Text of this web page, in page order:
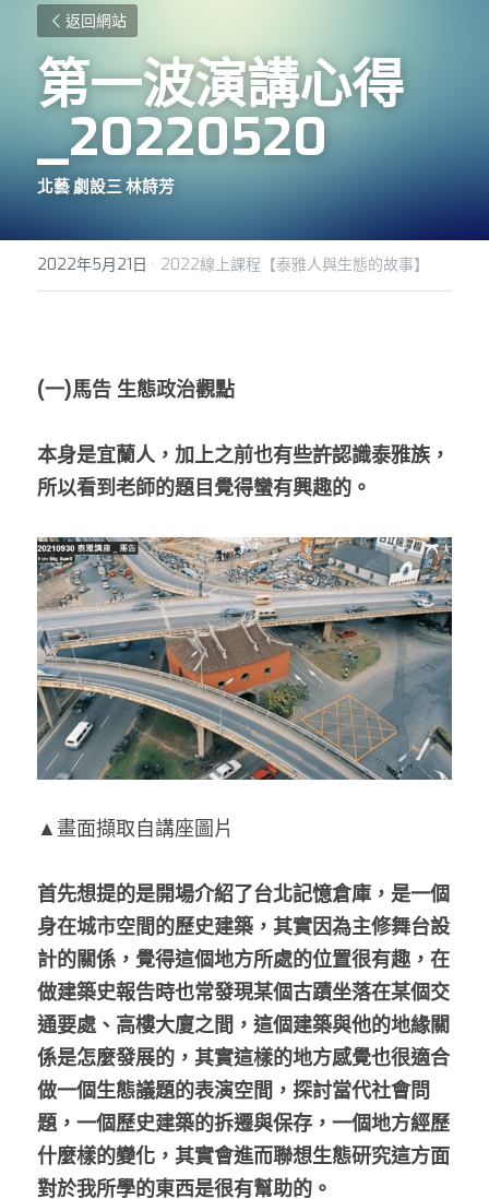
返回網站
第一波演講心得
_20220520
北藝 劇設三 林詩芳
2022年5月21日 · 2022線上課程【泰雅人與生態的故事】
(一)馬告 生態政治觀點
本身是宜蘭人，加上之前也有些許認識泰雅族，
所以看到老師的題目覺得蠻有興趣的。
▲畫面擷取自講座圖片
首先想提的是開場介紹了台北記憶倉庫，是一個
身在城市空間的歷史建築，其實因為主修舞台設
計的關係，覺得這個地方所處的位置很有趣，在
做建築史報告時也常發現某個古蹟坐落在某個交
通要處、高樓大廈之間，這個建築與他的地緣關
係是怎麼發展的，其實這樣的地方感覺也很適合
做一個生態議題的表演空間，探討當代社會問
題，一個歷史建築的拆遷與保存，一個地方經歷
什麼樣的變化，其實會進而聯想生態研究這方面
對於我所學的東西是很有幫助的。